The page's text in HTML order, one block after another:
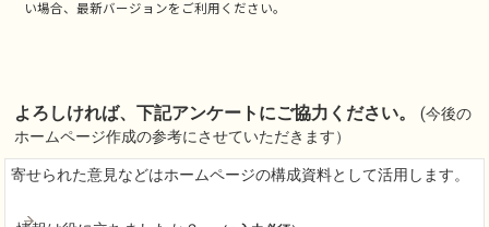
い場合、最新バージョンをご利用ください。